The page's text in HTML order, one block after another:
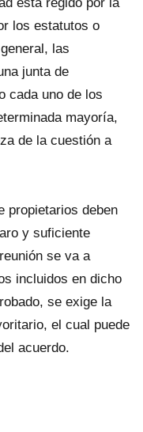
está regido por la
los estatutos o
las
junta de
cada uno de los
mayoría,
de la cuestión a
propietarios deben
y suficiente
se va a
incluidos en dicho
se exige la
el cual puede
acuerdo.